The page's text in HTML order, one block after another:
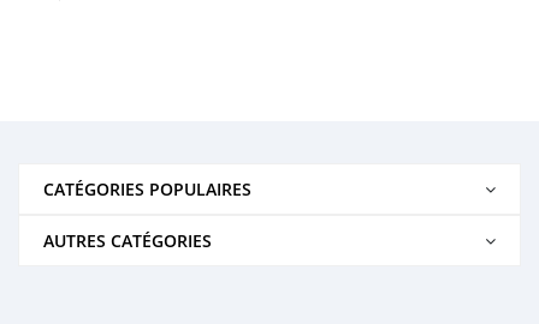
CATÉGORIES POPULAIRES
AUTRES CATÉGORIES